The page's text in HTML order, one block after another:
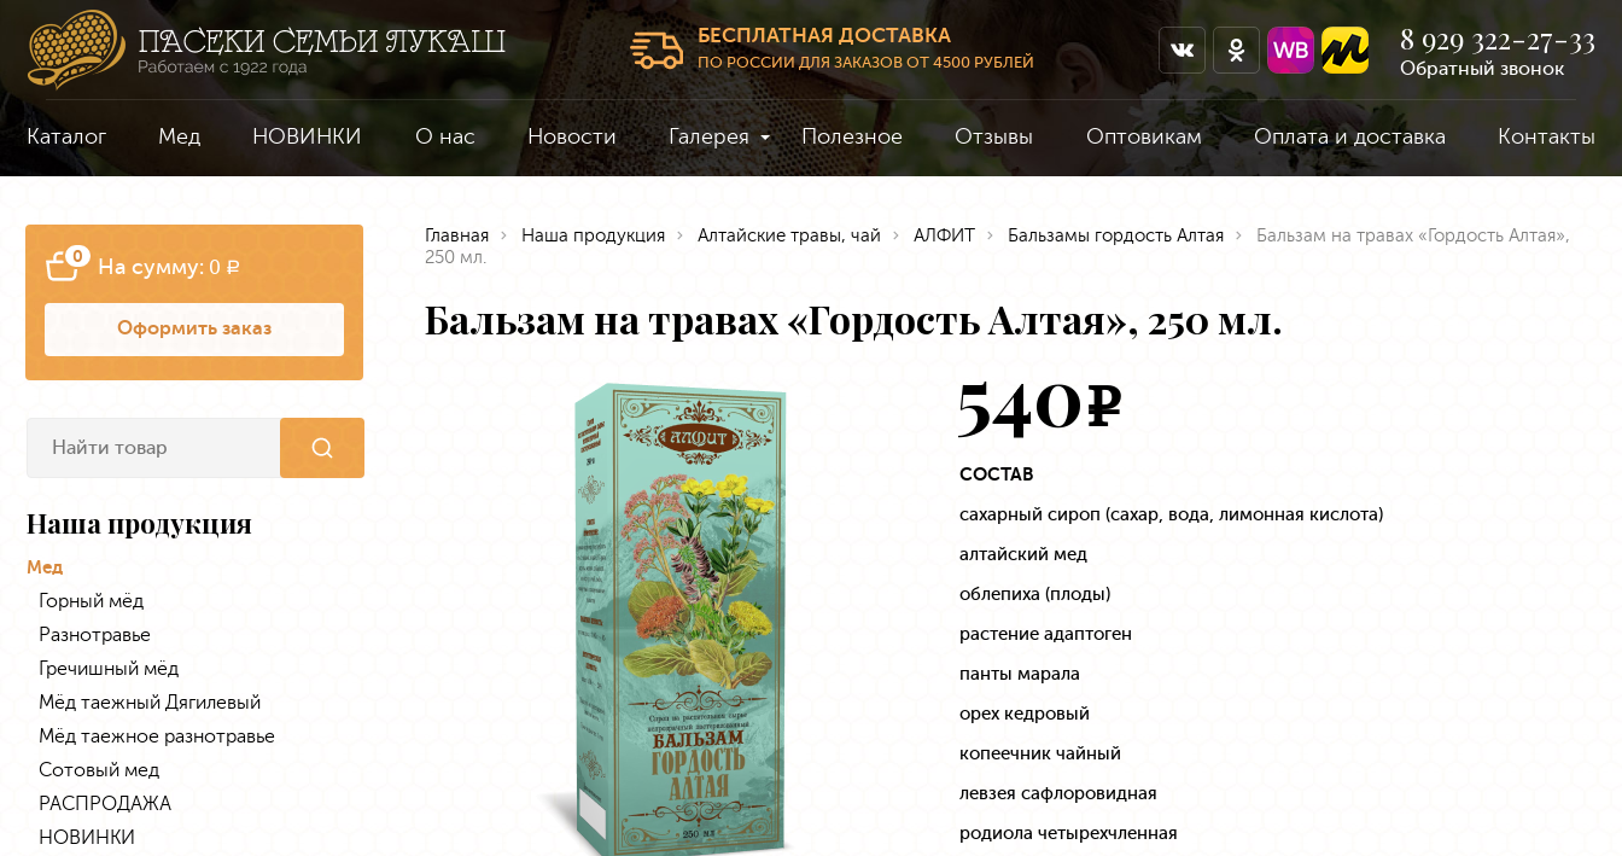
БЕСПЛАТНАЯ ДОСТАВКА
ПО РОССИИ ДЛЯ ЗАКАЗОВ ОТ 4500 РУБЛЕЙ
8 929 322-27-33
Обратный звонок
Каталог Мед НОВИНКИ О нас Новости Галерея Полезное Отзывы Оптовикам Оплата и доставка Контакты
0 На сумму: 0 a
Оформить заказ
Наша продукция
Мед
Горный мёд
Разнотравье
Гречишный мёд
Мёд таежный Дягилевый
Мёд таежное разнотравье
Сотовый мед
РАСПРОДАЖА
НОВИНКИ
Главная Наша продукция Алтайские травы, чай АЛФИТ Бальзамы гордость Алтая
Бальзам на травах «Гордость Алтая»,
250 мл.
Бальзам на травах «Гордость Алтая», 250 мл.
540e
СОСТАВ
сахарный сироп (сахар, вода, лимонная кислота)
алтайский мед
облепиха (плоды)
растение адаптоген
панты марала
орех кедровый
копеечник чайный
левзея сафлоровидная
родиола четырехчленная